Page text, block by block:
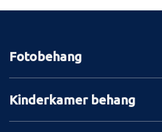
Fotobehang
Kinderkamer behang